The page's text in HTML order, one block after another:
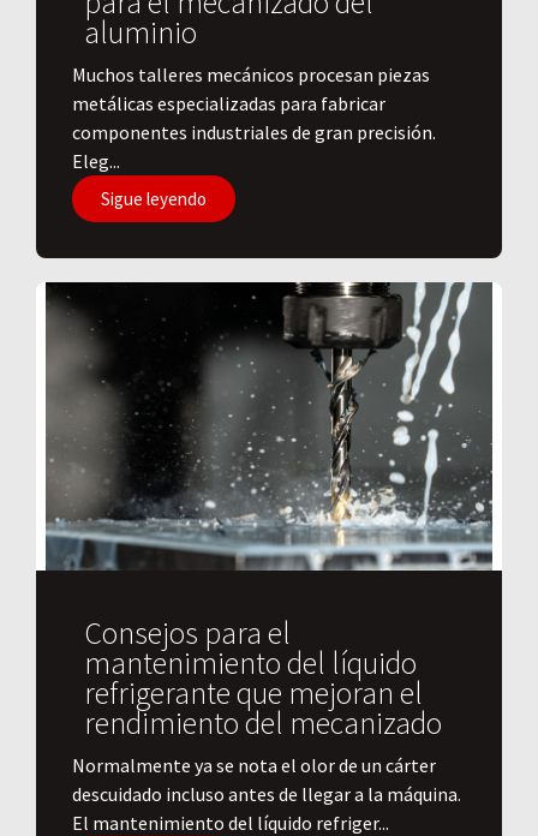
aluminio
​Muchos talleres mecánicos procesan piezas
metálicas especializadas para fabricar
componentes industriales de gran precisión.
Eleg...
Sigue leyendo
Consejos para el
mantenimiento del líquido
refrigerante que mejoran el
rendimiento del mecanizado
Normalmente ya se nota el olor de un cárter
descuidado incluso antes de llegar a la máquina.
El mantenimiento del líquido refriger...